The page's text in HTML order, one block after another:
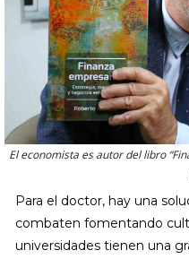
El economista es autor del libro
Para el doctor, hay una
combaten fomentando
universidades tienen una